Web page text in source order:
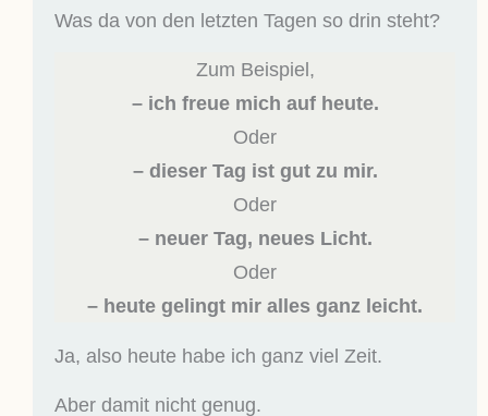
Was da von den letzten Tagen so drin steht?
Zum Beispiel,
– ich freue mich auf heute.
Oder
– dieser Tag ist gut zu mir.
Oder
– neuer Tag, neues Licht.
Oder
– heute gelingt mir alles ganz leicht.
Ja, also heute habe ich ganz viel Zeit.
Aber damit nicht genug.